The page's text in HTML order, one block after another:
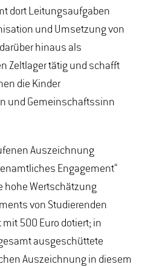
dort Leitungsaufgaben
und Umsetzung von
hinaus als
Zeltlager tätig und schafft
die Kinder
und Gemeinschaftssinn
Auszeichnung
Engagement“
hohe Wertschätzung
von Studierenden
500 Euro dotiert; in
ausgeschüttete
Auszeichnung in diesem